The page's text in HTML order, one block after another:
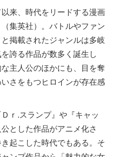
来、時代をリードする漫画
（集英社）。バトルやファン
掲載されたジャンルは多岐
誇る作品が数多く誕生し
主人公のほかにも、目を奪
さをもつヒロインが存在感
ｒ.スランプ』や『キャッ
とした作品がアニメ化さ
起こした時代でもある。そ